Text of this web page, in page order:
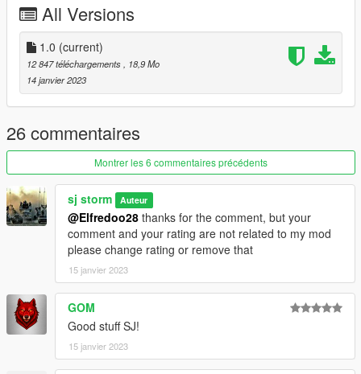
Extract dlclist.xml and add this line:
dlcpacks:\sj135i\
Go to: GTAV\mods\update\x64\dlcpacks
and make a folder called sj135i
add the included dlc.rpf file
-----------------------------------------------------------------------
All Versions
1.0 (current)
12 847 téléchargements, 18,9 Mo
14 janvier 2023
26 commentaires
Montrer les 6 commentaires précédents
sj storm Auteur
@Elfredoo28 thanks for the comment, but your
comment and your rating are not related to my mod
please change rating or remove that
15 janvier 2023
GOM
Good stuff SJ!
15 janvier 2023